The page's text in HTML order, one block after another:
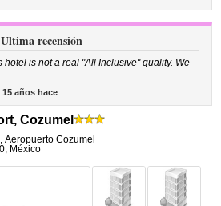
Ultima recensión
hotel is not a real "All Inclusive" quality. We
15 años hace
Cozumel
,Aeropuerto Cozumel
México